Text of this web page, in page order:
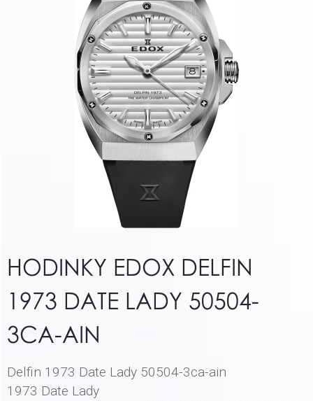
HODINKY EDOX DELFIN
1973 DATE LADY 50504-
3CA-AIN
Delfin 1973 Date Lady 50504-3ca-ain
1973 Date Lady